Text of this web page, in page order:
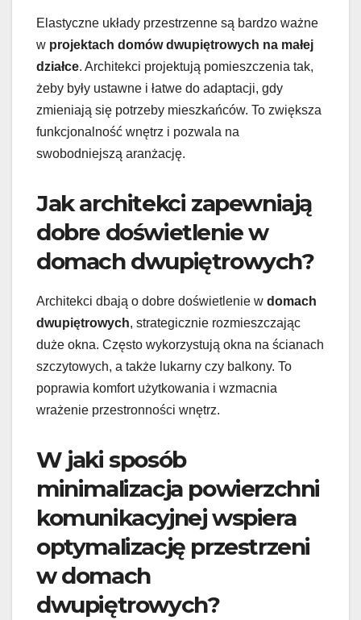
Elastyczne układy przestrzenne są bardzo ważne
w projektach domów dwupiętrowych na małej
działce. Architekci projektują pomieszczenia tak,
żeby były ustawne i łatwe do adaptacji, gdy
zmieniają się potrzeby mieszkańców. To zwiększa
funkcjonalność wnętrz i pozwala na
swobodniejszą aranżację.
Jak architekci zapewniają
dobre doświetlenie w
domach dwupiętrowych?
Architekci dbają o dobre doświetlenie w domach
dwupiętrowych, strategicznie rozmieszczając
duże okna. Często wykorzystują okna na ścianach
szczytowych, a także lukarny czy balkony. To
poprawia komfort użytkowania i wzmacnia
wrażenie przestronności wnętrz.
W jaki sposób
minimalizacja powierzchni
komunikacyjnej wspiera
optymalizację przestrzeni
w domach
dwupiętrowych?